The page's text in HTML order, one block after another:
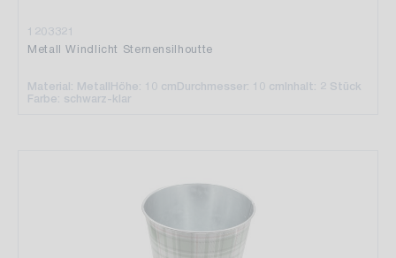
1203321
Metall Windlicht Sternensilhoutte
Material: MetallHöhe: 10 cmDurchmesser: 10 cmInhalt: 2 Stück
Farbe: schwarz-klar